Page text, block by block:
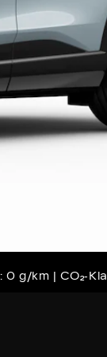
: 0 g/km |